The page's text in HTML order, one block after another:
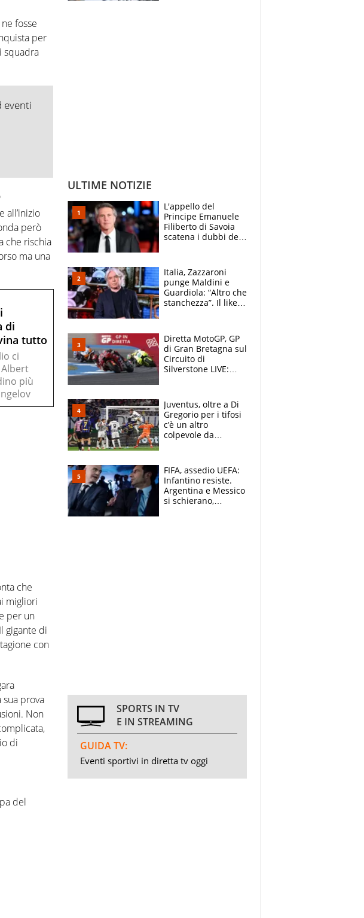
fosse
per
squadra
eventi
all’inizio
però
che rischia
ma una
di
tutto
ci
più
che
migliori
per un
gigante di
con
sua prova
Non
di
del
ULTIME NOTIZIE
L'appello del
Principe Emanuele
Filiberto di Savoia
scatena i dubbi dei
Italia, Zazzaroni
punge Maldini e
Guardiola: “Altro che
stanchezza”. Il like
Diretta MotoGP, GP
di Gran Bretagna sul
Circuito di
Silverstone LIVE:
Bezzecchi alle spalle
Juventus, oltre a Di
Gregorio per i tifosi
c’è un altro
colpevole da
FIFA, assedio UEFA:
Infantino resiste.
Argentina e Messico
si schierano,
SPORTS IN TV
E IN STREAMING
GUIDA TV:
Eventi sportivi in diretta tv oggi